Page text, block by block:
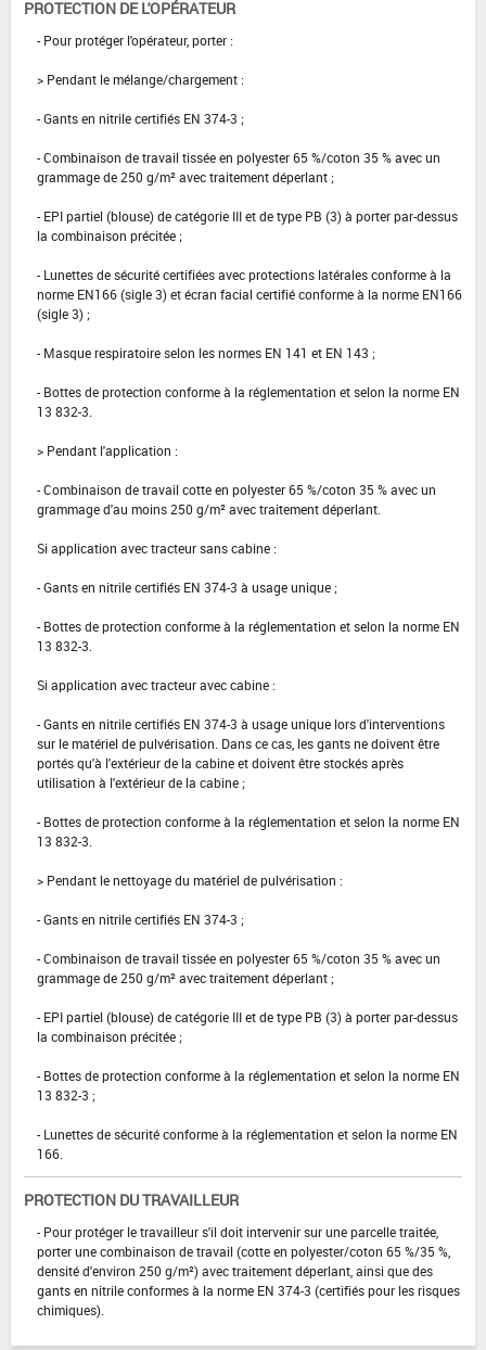
PROTECTION DE L'OPÉRATEUR
- Pour protéger l'opérateur, porter :
> Pendant le mélange/chargement :
- Gants en nitrile certifiés EN 374-3 ;
- Combinaison de travail tissée en polyester 65 %/coton 35 % avec un
grammage de 250 g/m² avec traitement déperlant ;
- EPI partiel (blouse) de catégorie III et de type PB (3) à porter par-dessus
la combinaison précitée ;
- Lunettes de sécurité certifiées avec protections latérales conforme à la
norme EN166 (sigle 3) et écran facial certifié conforme à la norme EN166
(sigle 3) ;
- Masque respiratoire selon les normes EN 141 et EN 143 ;
- Bottes de protection conforme à la réglementation et selon la norme EN
13 832-3.
> Pendant l'application :
- Combinaison de travail cotte en polyester 65 %/coton 35 % avec un
grammage d'au moins 250 g/m² avec traitement déperlant.
Si application avec tracteur sans cabine :
- Gants en nitrile certifiés EN 374-3 à usage unique ;
- Bottes de protection conforme à la réglementation et selon la norme EN
13 832-3.
Si application avec tracteur avec cabine :
- Gants en nitrile certifiés EN 374-3 à usage unique lors d'interventions
sur le matériel de pulvérisation. Dans ce cas, les gants ne doivent être
portés qu'à l'extérieur de la cabine et doivent être stockés après
utilisation à l'extérieur de la cabine ;
- Bottes de protection conforme à la réglementation et selon la norme EN
13 832-3.
> Pendant le nettoyage du matériel de pulvérisation :
- Gants en nitrile certifiés EN 374-3 ;
- Combinaison de travail tissée en polyester 65 %/coton 35 % avec un
grammage de 250 g/m² avec traitement déperlant ;
- EPI partiel (blouse) de catégorie III et de type PB (3) à porter par-dessus
la combinaison précitée ;
- Bottes de protection conforme à la réglementation et selon la norme EN
13 832-3 ;
- Lunettes de sécurité conforme à la réglementation et selon la norme EN
166.
PROTECTION DU TRAVAILLEUR
- Pour protéger le travailleur s'il doit intervenir sur une parcelle traitée,
porter une combinaison de travail (cotte en polyester/coton 65 %/35 %,
densité d'environ 250 g/m²) avec traitement déperlant, ainsi que des
gants en nitrile conformes à la norme EN 374-3 (certifiés pour les risques
chimiques).